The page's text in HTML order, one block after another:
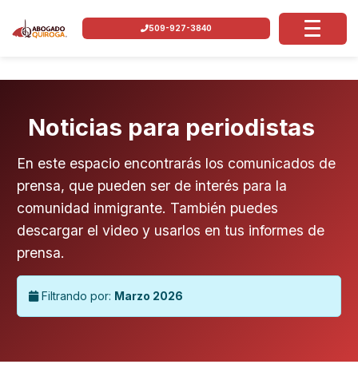
509-927-3840
Noticias para periodistas
En este espacio encontrarás los comunicados de
prensa, que pueden ser de interés para la
comunidad inmigrante. También puedes
descargar el video y usarlos en tus informes de
prensa.
Filtrando por: Marzo 2026